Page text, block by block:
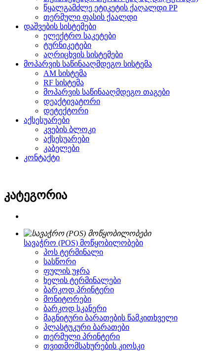
წყალგამძლე ეტიკეტის ქაღალდი PP
თერმული ფასის ქაალდი
დაშვების სისტემები
ელექტრო საკეტები
ტურნიკეტები
აღრიცხვის სისტემები
მოპარვის საწინააღმდეგო სისტემა
AM სისტემა
RF სისტემა
მოპარვის საწინააღმდეგო თაგები
დეაქტივატორი
დეტექტორი
აქსესუარები
კვების ბლოკი
აქსესუარები
კაბელები
კონტაქტი
კატეგორია
სავაჭრო (POS) მოწყობილობები
პოს ტერმინალი
სასწორი
ფულის უჯრა
ხელის ტერმინალები
ბარკოდ პრინტერი
მონიტორები
ბარკოდ სკანერი
მაგნიტური ბარათების წამკითხველი
პლასტუკური ბარათები
თერმული პრინტერი
თვითმომსახურების კიოსკი